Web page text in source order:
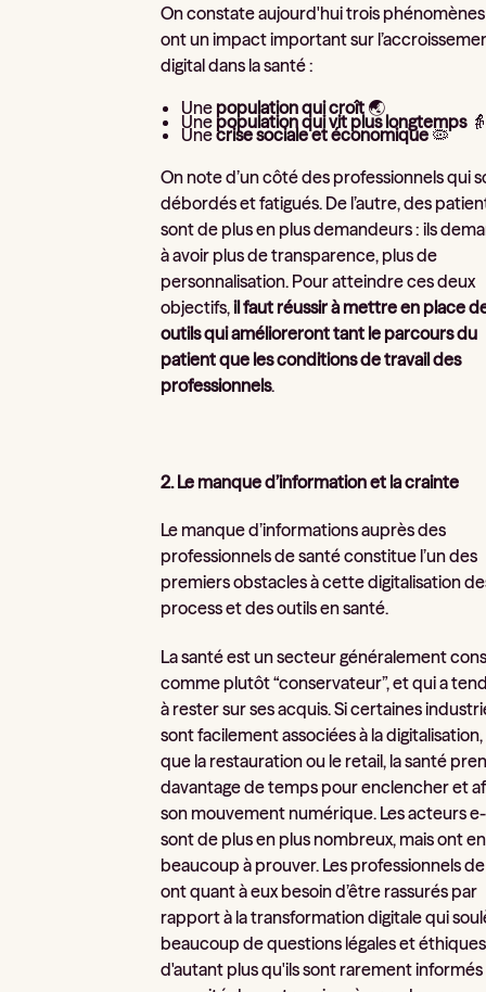
On constate aujourd'hui trois
ont un impact important sur
digital dans la santé :
Une population qui croît 🌏
Une population qui vit plus longtemps
Unecrise sociale et économique🦠
On note d’un côté des professionnels qui
débordés et fatigués. De l’autre, des
sont de plus en plus demandeurs : ils
à avoir plus de transparence, plus de
personnalisation. Pour atteindre ces deux
objectifs,il faut réussir à mettre en place
outils qui amélioreront tant le parcours du
patient que les conditions de travail des
professionnels.
2. Le manque d’information et la crainte
Le manque d’informations auprès des
professionnels de santé constitue l’un des
premiers obstacles à cette digitalisation
process et des outils en santé.
La santé est un secteur généralement
comme plutôt “conservateur”, et qui a
à rester sur ses acquis. Si certaines
sont facilement associées à la
que la restauration ou le retail, la santé
davantage de temps pour enclencher et
son mouvement numérique. Les acteurs
sont de plus en plus nombreux, mais ont
beaucoup à prouver. Les professionnels
ont quant à eux besoin d’être rassurés par
rapport à la transformation digitale qui
beaucoup de questions légales et
d'autant plus qu'ils sont rarement informés